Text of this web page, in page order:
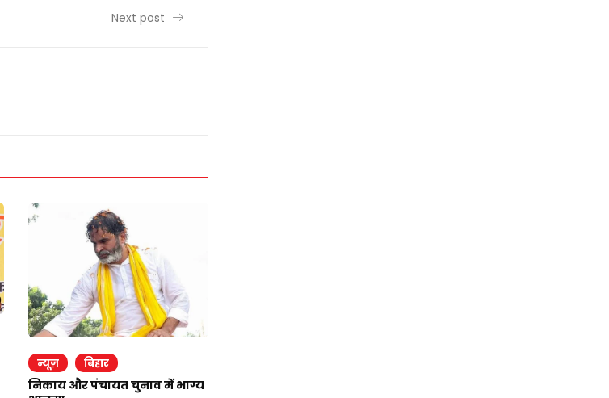
Next post
न्यूज़ बिहार
निकाय और पंचायत चुनाव में भाग्य